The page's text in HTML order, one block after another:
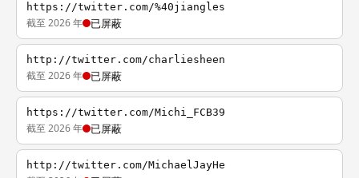
https://twitter.com/%40jiangles
截至 2026 年 已屏蔽
http://twitter.com/charliesheen
截至 2026 年 已屏蔽
https://twitter.com/Michi_FCB39
截至 2026 年 已屏蔽
http://twitter.com/MichaelJayHe